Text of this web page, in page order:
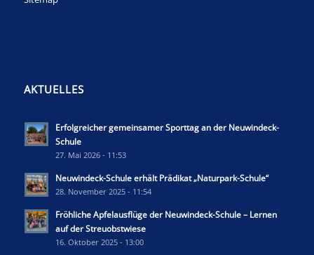
AKTUELLES
Erfolgreicher gemeinsamer Sporttag an der Neuwindeck-
Schule
27. Mai 2026 - 11:53
Neuwindeck-Schule erhält Prädikat „Naturpark-Schule“
28. November 2025 - 11:54
Fröhliche Apfelausflüge der Neuwindeck-Schule – Lernen
auf der Streuobstwiese
16. Oktober 2025 - 13:00